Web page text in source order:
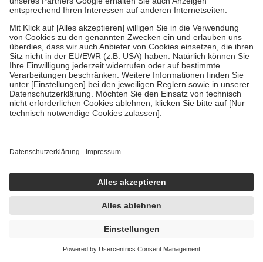
15 ml
Augencreme
-21% UVP: 14,95 €
11,82 €
788,00 € / 1 l
sofort lieferbar
In den Warenkorb